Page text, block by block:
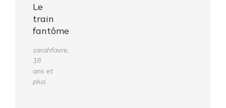
Le
train
fantôme
sarahfavre,
18
ans et
plus